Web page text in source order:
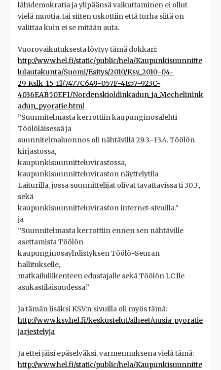
lähidemokratia ja ylipäänsä vaikuttaminen ei ollut
vielä muotia, tai sitten uskottiin että turha siitä on
valittaa kuin ei se mitään auta.
Vuorovaikutuksesta löytyy tämä dokkari:
http://www.hel.fi/static/public/hela/Kaupunkisuunnitte
lulautakunta/Suomi/Esitys/2010/Ksv_2010-04-
29_Kslk_15_El/7477C649-057F-4E57-923C-
4036EAB50EF1/Nordenskioldinkadun_ja_Mechelinink
adun_pyoratie.html
”Suunnitelmasta kerrottiin kaupunginosalehti
Töölöläisessä ja
suunnitelmaluonnos oli nähtävillä 29.3.–13.4. Töölön
kirjastossa,
kaupunkisuunnitteluvirastossa,
kaupunkisuunnitteluviraston näyttelytila
Laiturilla, jossa suunnittelijat olivat tavattavissa ti 30.3.,
sekä
kaupunkisuunnitteluviraston internet-sivuilla.”
ja
”Suunnitelmasta kerrottiin ennen sen nähtäville
asettamista Töölön
kaupunginosayhdistyksen Töölö-Seuran
hallitukselle,
matkailuliikenteen edustajalle sekä Töölön LC:lle
asukastilaisuudessa.”
Ja tämän lisäksi KSV:n sivuilla oli myös tämä:
http://www.ksv.hel.fi/keskustelut/aiheet/uusia_pyoratie
jarjestelyja
Ja ettei jäisi epäselväksi, varmennuksena vielä tämä:
http://www.hel.fi/static/public/hela/Kaupunkisuunnitte